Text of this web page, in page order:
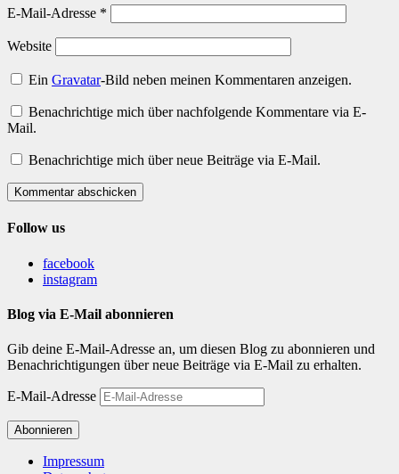
E-Mail-Adresse *
Website
EinGravatar-Bild neben meinen Kommentaren anzeigen.
Benachrichtige mich über nachfolgende Kommentare via E-
Mail.
Benachrichtige mich über neue Beiträge via E-Mail.
Kommentar abschicken
Follow us
facebook
instagram
Blog via E-Mail abonnieren
Gib deine E-Mail-Adresse an, um diesen Blog zu abonnieren und
Benachrichtigungen über neue Beiträge via E-Mail zu erhalten.
E-Mail-Adresse
Abonnieren
Impressum